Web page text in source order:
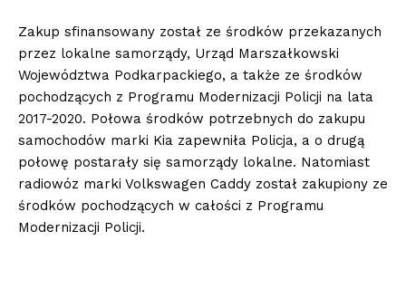
Zakup sfinansowany został ze środków przekazanych
przez lokalne samorządy, Urząd Marszałkowski
Województwa Podkarpackiego, a także ze środków
pochodzących z Programu Modernizacji Policji na lata
2017-2020. Połowa środków potrzebnych do zakupu
samochodów marki Kia zapewniła Policja, a o drugą
połowę postarały się samorządy lokalne. Natomiast
radiowóz marki Volkswagen Caddy został zakupiony ze
środków pochodzących w całości z Programu
Modernizacji Policji.